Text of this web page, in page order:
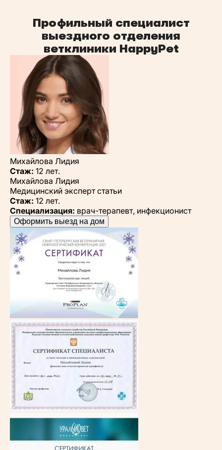
Профильный специалист
выездного отделения
ветклиники HappyPet
Михайлова Лидия
Стаж: 12 лет.
Михайлова Лидия
Медицинский эксперт статьи
Стаж: 12 лет.
Специализация: врач-терапевт, инфекционист
Оформить выезд на дом